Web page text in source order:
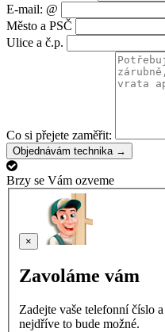
E-mail: @
Město a PSČ
Ulice a č.p.
Co si přejete zaměřit:
Objednávám technika →
Brzy se Vám ozveme
×
Zavoláme vám
Zadejte vaše telefonní číslo
nejdříve to bude možné.